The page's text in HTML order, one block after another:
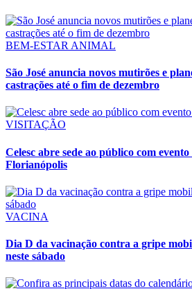
BEM-ESTAR ANIMAL
São José anuncia novos mutirões e
castrações até o fim de dezembro
VISITAÇÃO
Celesc abre sede ao público com evento
Florianópolis
VACINA
Dia D da vacinação contra a gripe
neste sábado